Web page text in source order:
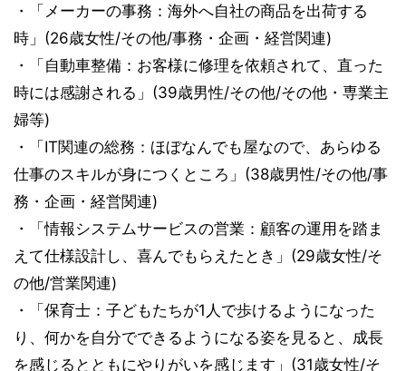
・「メーカーの事務：海外へ自社の商品を出荷する
時」(26歳女性/その他/事務・企画・経営関連)
・「自動車整備：お客様に修理を依頼されて、直った
時には感謝される」(39歳男性/その他/その他・専業主
婦等)
・「IT関連の総務：ほぼなんでも屋なので、あらゆる
仕事のスキルが身につくところ」(38歳男性/その他/事
務・企画・経営関連)
・「情報システムサービスの営業：顧客の運用を踏ま
えて仕様設計し、喜んでもらえたとき」(29歳女性/そ
の他/営業関連)
・「保育士：子どもたちが1人で歩けるようになった
り、何かを自分でできるようになる姿を見ると、成長
を感じるとともにやりがいを感じます」(31歳女性/そ